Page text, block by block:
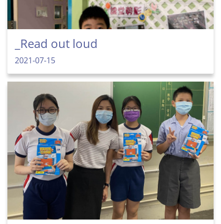
_Read out loud
2021-07-15